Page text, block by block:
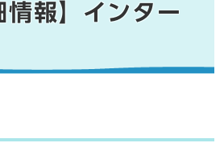
情報】インター